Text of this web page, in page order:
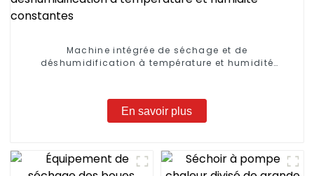
Machine intégrée de séchage et de
déshumidification à température et humidité
En savoir plus